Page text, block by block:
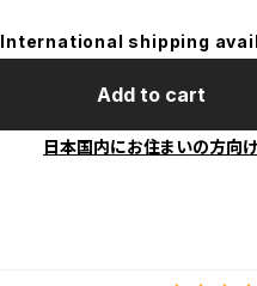
International shipping
Add to cart
日本国内にお住まいの方向け